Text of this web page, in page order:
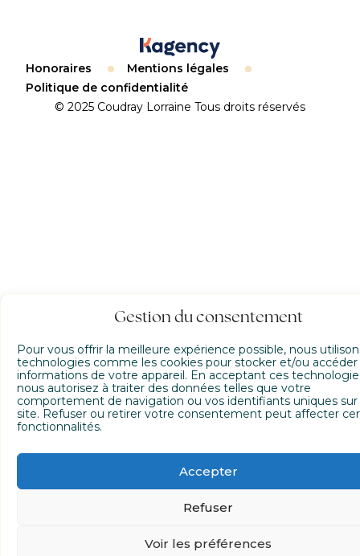
Gestion du consentement
Pour vous offrir la meilleure expérience possible, nous
technologies comme les cookies pour stocker et/ou accéder
informations de votre appareil. En acceptant ces
nous autorisez à traiter des données telles que votre
comportement de navigation ou vos identifiants uniques sur
site. Refuser ou retirer votre consentement peut affecter
fonctionnalités.
Accepter
Refuser
Voir les préférences
© 2025 Coudray Lorraine Tous droits réservés
Honoraires
Mentions légales
Politique de confidentialité